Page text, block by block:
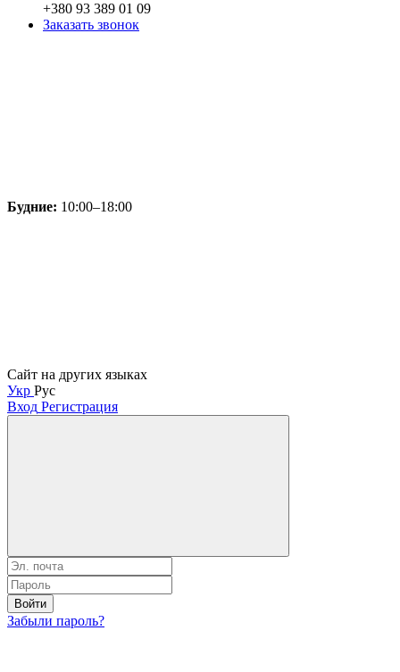
+380 93 389 01 09
Заказать звонок
Будние: 10:00–18:00
Сайт на других языках
Укр Рус
Вход Регистрация
Войти
Забыли пароль?